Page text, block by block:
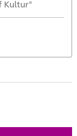
Kultur"